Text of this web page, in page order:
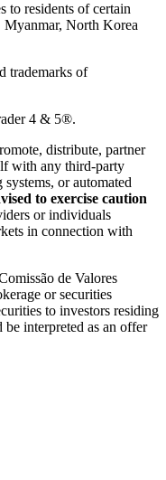
to residents of certain
North Korea
trademarks of
4 & 5®.
distribute, partner
with any third-party
or automated
to exercise caution
or individuals
in connection with
de Valores
or securities
to investors residing
interpreted as an offer